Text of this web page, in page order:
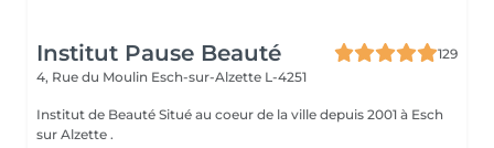
Institut Pause Beauté
129
4, Rue du Moulin Esch-sur-Alzette L-4251
Institut de Beauté Situé au coeur de la ville depuis 2001 à Esch
sur Alzette .